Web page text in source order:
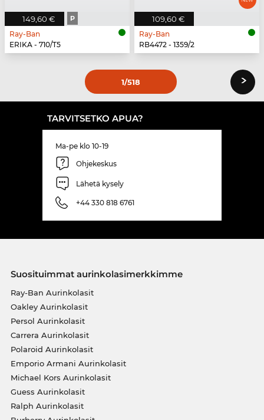
149,60 € P
Ray-Ban
ERIKA - 710/T5
109,60 €
Ray-Ban
RB4472 - 1359/2
1/518 ›
TARVITSETKO APUA?
Ma-pe klo 10-19
Ohjekeskus
Lähetä kysely
+44 330 818 6761
Suosituimmat aurinkolasimerkkimme
Ray-Ban Aurinkolasit
Oakley Aurinkolasit
Persol Aurinkolasit
Carrera Aurinkolasit
Polaroid Aurinkolasit
Emporio Armani Aurinkolasit
Michael Kors Aurinkolasit
Guess Aurinkolasit
Ralph Aurinkolasit